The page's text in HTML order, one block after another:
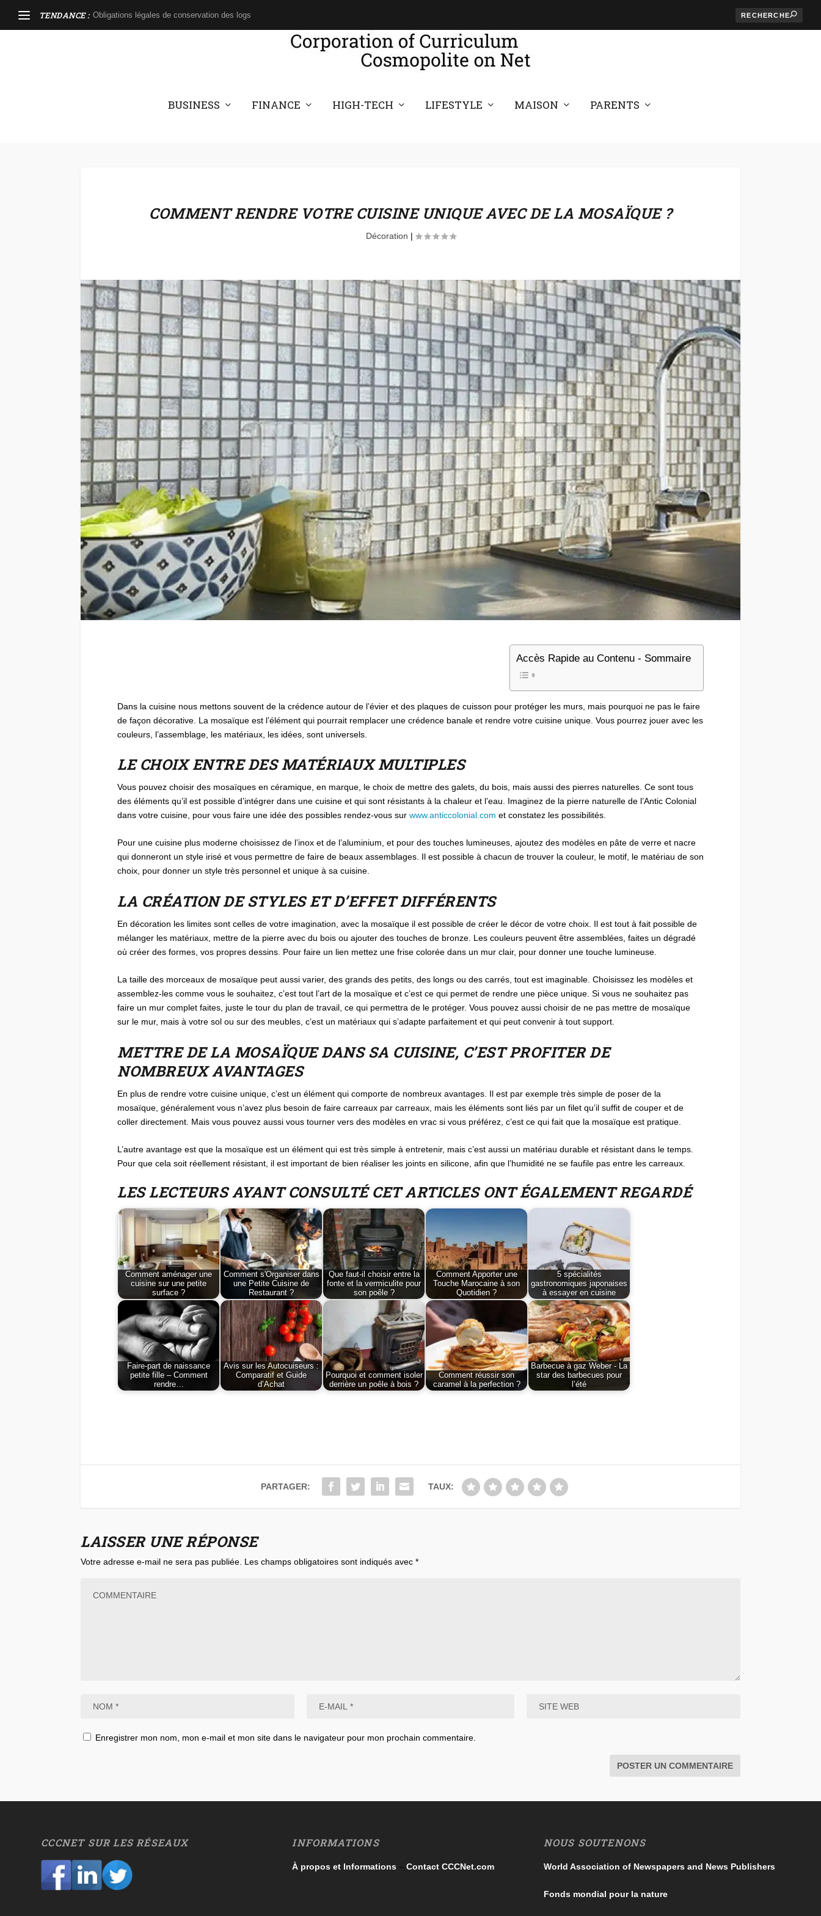
TENDANCE : Obligations légales de conservation des logs
BUSINESS FINANCE HIGH-TECH LIFESTYLE MAISON PARENTS
COMMENT RENDRE VOTRE CUISINE UNIQUE AVEC DE LA MOSAÏQUE ?
Décoration |
Accès Rapide au Contenu - Sommaire
Dans la cuisine nous mettons souvent de la crédence autour de l’évier et des plaques de cuisson pour protéger les murs, mais pourquoi ne pas le faire
de façon décorative. La mosaïque est l’élément qui pourrait remplacer une crédence banale et rendre votre cuisine unique. Vous pourrez jouer avec les
couleurs, l’assemblage, les matériaux, les idées, sont universels.
LE CHOIX ENTRE DES MATÉRIAUX MULTIPLES
Vous pouvez choisir des mosaïques en céramique, en marque, le choix de mettre des galets, du bois, mais aussi des pierres naturelles. Ce sont tous
des éléments qu’il est possible d’intégrer dans une cuisine et qui sont résistants à la chaleur et l’eau. Imaginez de la pierre naturelle de l’Antic Colonial
dans votre cuisine, pour vous faire une idée des possibles rendez-vous sur www.anticcolonial.com et constatez les possibilités.
Pour une cuisine plus moderne choisissez de l’inox et de l’aluminium, et pour des touches lumineuses, ajoutez des modèles en pâte de verre et nacre
qui donneront un style irisé et vous permettre de faire de beaux assemblages. Il est possible à chacun de trouver la couleur, le motif, le matériau de son
choix, pour donner un style très personnel et unique à sa cuisine.
LA CRÉATION DE STYLES ET D’EFFET DIFFÉRENTS
En décoration les limites sont celles de votre imagination, avec la mosaïque il est possible de créer le décor de votre choix. Il est tout à fait possible de
mélanger les matériaux, mettre de la pierre avec du bois ou ajouter des touches de bronze. Les couleurs peuvent être assemblées, faites un dégradé
où créer des formes, vos propres dessins. Pour faire un lien mettez une frise colorée dans un mur clair, pour donner une touche lumineuse.
La taille des morceaux de mosaïque peut aussi varier, des grands des petits, des longs ou des carrés, tout est imaginable. Choisissez les modèles et
assemblez-les comme vous le souhaitez, c’est tout l’art de la mosaïque et c’est ce qui permet de rendre une pièce unique. Si vous ne souhaitez pas
faire un mur complet faites, juste le tour du plan de travail, ce qui permettra de le protéger. Vous pouvez aussi choisir de ne pas mettre de mosaïque
sur le mur, mais à votre sol ou sur des meubles, c’est un matériaux qui s’adapte parfaitement et qui peut convenir à tout support.
METTRE DE LA MOSAÏQUE DANS SA CUISINE, C’EST PROFITER DE
NOMBREUX AVANTAGES
En plus de rendre votre cuisine unique, c’est un élément qui comporte de nombreux avantages. Il est par exemple très simple de poser de la
mosaïque, généralement vous n’avez plus besoin de faire carreaux par carreaux, mais les éléments sont liés par un filet qu’il suffit de couper et de
coller directement. Mais vous pouvez aussi vous tourner vers des modèles en vrac si vous préférez, c’est ce qui fait que la mosaïque est pratique.
L’autre avantage est que la mosaïque est un élément qui est très simple à entretenir, mais c’est aussi un matériau durable et résistant dans le temps.
Pour que cela soit réellement résistant, il est important de bien réaliser les joints en silicone, afin que l’humidité ne se faufile pas entre les carreaux.
LES LECTEURS AYANT CONSULTÉ CET ARTICLES ONT ÉGALEMENT REGARDÉ
Comment aménager une
cuisine sur une petite
surface ?
Comment s'Organiser dans
une Petite Cuisine de
Restaurant ?
Que faut-il choisir entre la
fonte et la vermiculite pour
son poêle ?
Comment Apporter une
Touche Marocaine à son
Quotidien ?
5 spécialités
gastronomiques japonaises
à essayer en cuisine
Faire-part de naissance
petite fille – Comment
rendre…
Avis sur les Autocuiseurs :
Comparatif et Guide
d’Achat
Pourquoi et comment isoler
derrière un poêle à bois ?
Comment réussir son
caramel à la perfection ?
Barbecue à gaz Weber - La
star des barbecues pour
l’été
PARTAGER: TAUX:
LAISSER UNE RÉPONSE
Votre adresse e-mail ne sera pas publiée. Les champs obligatoires sont indiqués avec *
Enregistrer mon nom, mon e-mail et mon site dans le navigateur pour mon prochain commentaire.
CCCNET SUR LES RÉSEAUX INFORMATIONS
À propos et Informations –Contact CCCNet.com
NOUS SOUTENONS
World Association of Newspapers and News Publishers
Fonds mondial pour la nature